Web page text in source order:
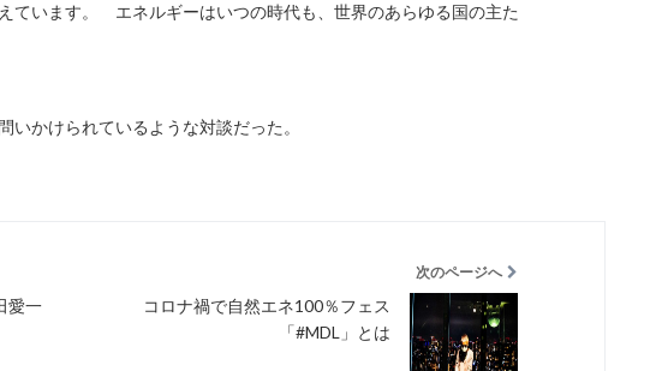
ています。 エネルギーはいつの時代も、世界のあらゆる国の主た
かけられているような対談だった。
愛一
次のページへ
コロナ禍で自然エネ100％フェス
「#MDL」とは